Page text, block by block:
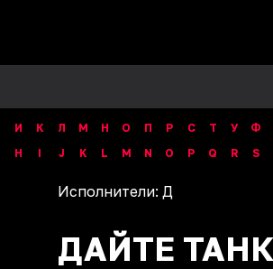
И К Л М Н О П Р С Т У Ф
H I J K L M N O P Q R S
Исполнители: Д
ДАЙТЕ